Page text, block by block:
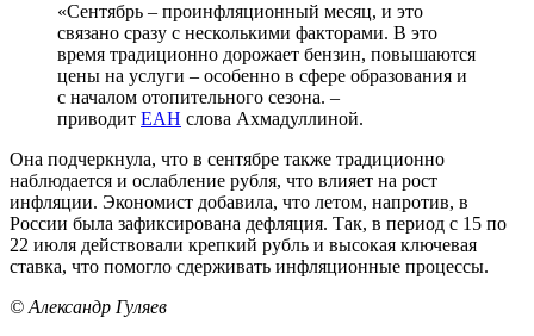
«Сентябрь – проинфляционный месяц, и это
связано сразу с несколькими факторами. В это
время традиционно дорожает бензин, повышаются
цены на услуги – особенно в сфере образования и
с началом отопительного сезона. –
приводит ЕАН слова Ахмадуллиной.
Она подчеркнула, что в сентябре также традиционно
наблюдается и ослабление рубля, что влияет на рост
инфляции. Экономист добавила, что летом, напротив, в
России была зафиксирована дефляция. Так, в период с 15 по
22 июля действовали крепкий рубль и высокая ключевая
ставка, что помогло сдерживать инфляционные процессы.
© Александр Гуляев